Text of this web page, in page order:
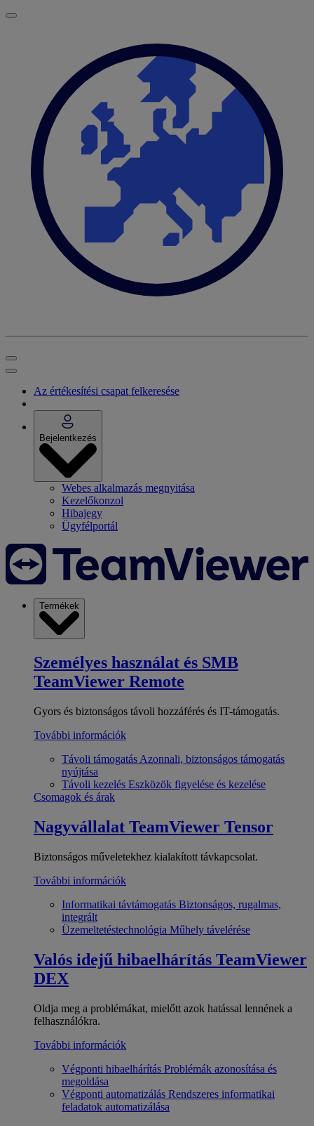
Az értékesítési csapat felkeresése
Bejelentkezés
Webes alkalmazás megnyitása
Kezelőkonzol
Hibajegy
Ügyfélportál
Termékek
Személyes használat és SMB
TeamViewer Remote
Gyors és biztonságos távoli hozzáférés és IT-támogatás.
További információk
Távoli támogatás Azonnali, biztonságos támogatás
nyújtása
Távoli kezelés Eszközök figyelése és kezelése
Csomagok és árak
Nagyvállalat TeamViewer Tensor
Biztonságos műveletekhez kialakított távkapcsolat.
További információk
Informatikai távtámogatás Biztonságos, rugalmas,
integrált
Üzemeltetéstechnológia Műhely távelérése
Valós idejű hibaelhárítás TeamViewer
DEX
Oldja meg a problémákat, mielőtt azok hatással lennének a
felhasználókra.
További információk
Végponti hibaelhárítás Problémák azonosítása és
megoldása
Végponti automatizálás Rendszeres informatikai
feladatok automatizálása